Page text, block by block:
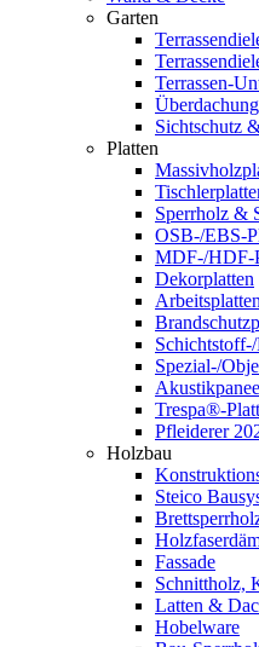
Garten
Terrassen-
Sichtschutz
Platten
Sperrholz &
OSB-/EBS-
MDF-/HDF-
Dekorplatten
Arbeitsplatten
Spezial-/
Trespa®-
Pfleiderer
Holzbau
Steico
Fassade
Schnittholz,
Latten &
Hobelware